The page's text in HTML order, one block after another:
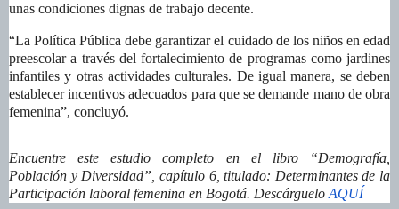
unas condiciones dignas de trabajo decente.
“La Política Pública debe garantizar el cuidado de los niños en edad
preescolar a través del fortalecimiento de programas como jardines
infantiles y otras actividades culturales. De igual manera, se deben
establecer incentivos adecuados para que se demande mano de obra
femenina”, concluyó.
Encuentre este estudio completo en el libro “Demografía,
Población y Diversidad”, capítulo 6, titulado: Determinantes de la
Participación laboral femenina en Bogotá. Descárguelo AQUÍ